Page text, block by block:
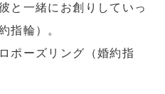
と一緒にお創りしていっ
指輪）。
ポーズリング（婚約指